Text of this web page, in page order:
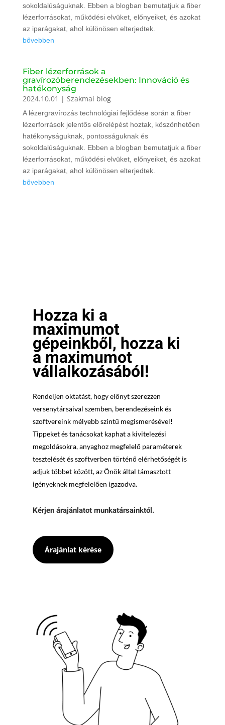
sokoldalúságuknak. Ebben a blogban bemutatjuk a fiber
lézerforrásokat, működési elvüket, előnyeiket, és azokat
az iparágakat, ahol különösen elterjedtek.
bővebben
Fiber lézerforrások a
gravírozóberendezésekben: Innováció és
hatékonyság
2024.10.01 | Szakmai blog
A lézergravírozás technológiai fejlődése során a fiber
lézerforrások jelentős előrelépést hoztak, köszönhetően
hatékonyságuknak, pontosságuknak és
sokoldalúságuknak. Ebben a blogban bemutatjuk a fiber
lézerforrásokat, működési elvüket, előnyeiket, és azokat
az iparágakat, ahol különösen elterjedtek.
bővebben
Hozza ki a
maximumot
gépeinkből, hozza ki
a maximumot
vállalkozásából!
Rendeljen oktatást, hogy előnyt szerezzen
versenytársaival szemben, berendezéseink és
szoftvereink mélyebb szintű megismerésével!
Tippeket és tanácsokat kaphat a kivitelezési
megoldásokra, anyaghoz megfelelő paraméterek
tesztelését és szoftverben történő elérhetőségét is
adjuk többet között, az Önök által támasztott
igényeknek megfelelően igazodva.
Kérjen árajánlatot munkatársainktól.
Árajánlat kérése